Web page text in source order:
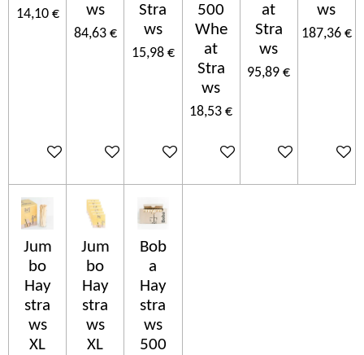
14,10 €
Ajouter au panier
ws
84,63 €
Ajouter au panier
Stra
ws
15,98 €
Ajouter au panier
500
Whe
at
Stra
ws
18,53 €
Ajouter au panier
at
Stra
ws
95,89 €
Ajouter au panier
ws
187,36 €
Jum
bo
Hay
stra
ws
XL
Jum
bo
Hay
stra
ws
XL
Bob
a
Hay
stra
ws
500